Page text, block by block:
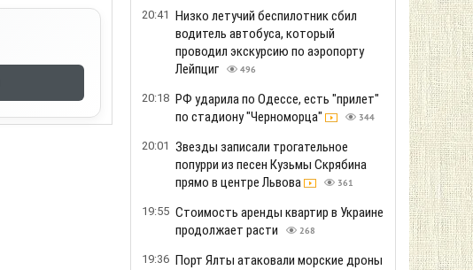
20:41 Низко летучий беспилотник сбил
водитель автобуса, который
проводил экскурсию по аэропорту
Лейпциг
496
20:18 РФ ударила по Одессе, есть "прилет"
по стадиону "Черноморца"
344
20:01 Звезды записали трогательное
попурри из песен Кузьмы Скрябина
прямо в центре Львова
361
19:55 Стоимость аренды квартир в Украине
продолжает расти
268
19:36 Порт Ялты атаковали морские дроны